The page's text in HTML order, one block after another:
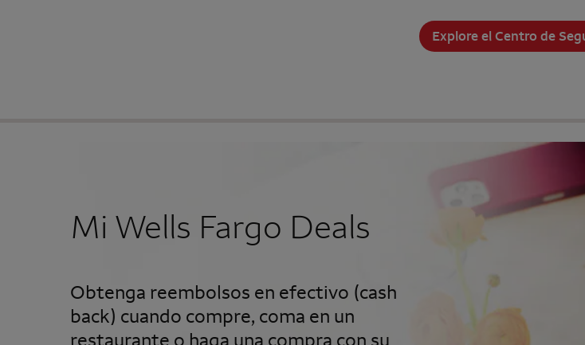
Explore el Centro de
Mi Wells Fargo Deals
Obtenga reembolsos en efectivo (cash
back) cuando compre, coma en un
restaurante o haga una compra con su